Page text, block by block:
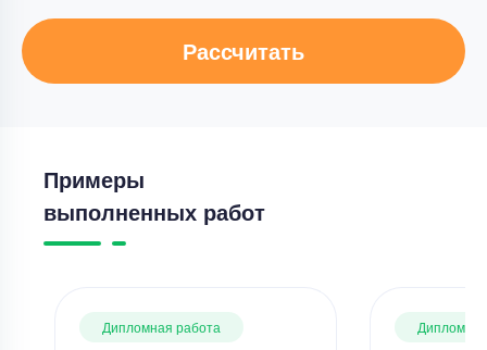
Рассчитать
Примеры
выполненных работ
Дипломная работа